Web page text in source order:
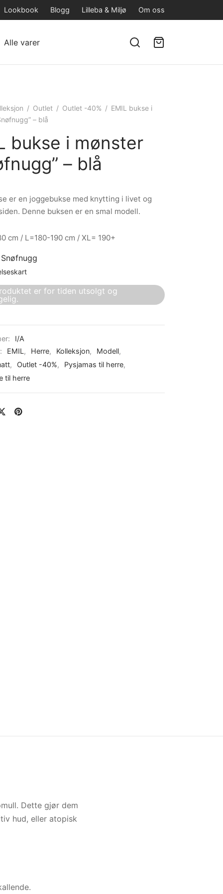
Lookbook Blogg Lilleba & Miljø Om oss
Alle varer
/ Outlet / Outlet -40% / EMIL bukse i
– blå
bukse i mønster
– blå
er en joggebukse med knytting i livet og
Denne buksen er en smal modell.
cm / L=180-190 cm / XL= 190+
Snøfnugg
er for tiden utsolgt og
I/A
EMIL, Herre, Kolleksjon, Modell,
, Outlet -40%, Pysjamas til herre,
til herre
Dette gjør dem
hud, eller atopisk